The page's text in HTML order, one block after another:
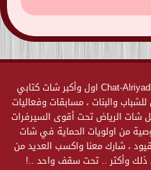
شات دردشة الرياض الترفيهية Chat-Alriyadh.Com اول وأكبر شات كتابي
والبنات ، مسابقات وفعاليات
شات الرياض تحت أقوى السيرفرات
من اولويات الحماية في شات
، شارك معنا واكسب العديد من
كل ذلك وأكثر .. تحت سقف واحد ..!